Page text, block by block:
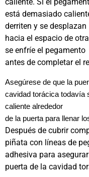
está demasiado
derriten y se desplazan
hacia el espacio de
se enfríe el pegamento
antes de completar el
Asegúrese de que la
cavidad torácica todavía
caliente alrededor
de la puerta para llenar
Después de cubrir
piñata con líneas de
adhesiva para
puerta de la cavidad